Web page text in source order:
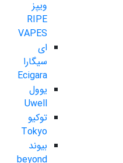
ویپز
RIPE
VAPES
ای
سیگارا
Ecigara
یوول
Uwell
توکیو
Tokyo
بیوند
beyond